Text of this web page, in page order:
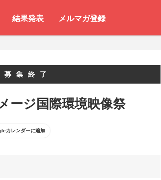
結果発表 メルマガ登録
募集終了
ージ国際環境映像祭
カレンダーに追加